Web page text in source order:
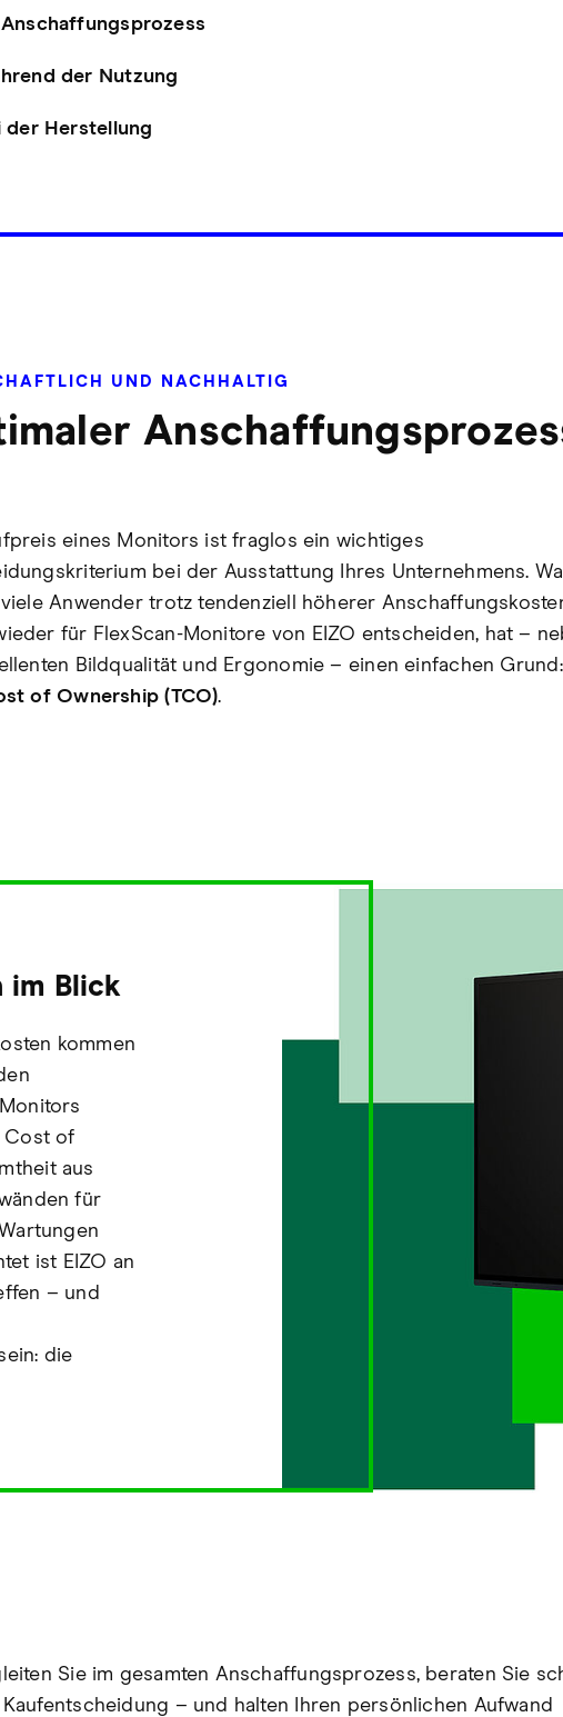
Anschaffungsprozess
der Nutzung
der Herstellung
UND NACHHALTIG
eines Monitors ist fraglos ein wichtiges
bei der Ausstattung Ihres Unternehmens.
Anwender trotz tendenziell höherer
für FlexScan-Monitore von EIZO entscheiden, hat –
Bildqualität und Ergonomie – einen einfachen
of Ownership (TCO).
im Blick
kommen
Cost of
aus
für
ist EIZO an
– und
die
Sie im gesamten Anschaffungsprozess, beraten Sie
– und halten Ihren persönlichen Aufwand